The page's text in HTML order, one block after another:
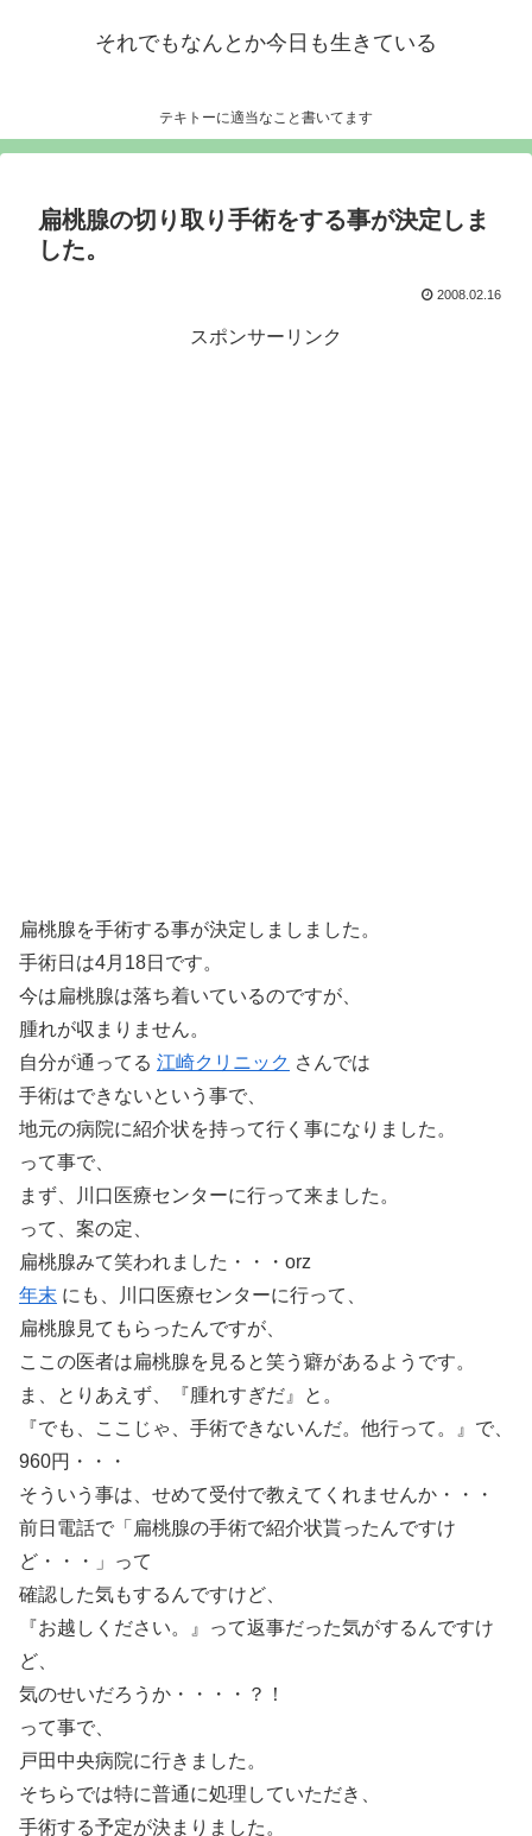
それでもなんとか今日も生きている
テキトーに適当なこと書いてます
扁桃腺の切り取り手術をする事が決定しま
した。
2008.02.16
スポンサーリンク
扁桃腺を手術する事が決定しましました。
手術日は4月18日です。
今は扁桃腺は落ち着いているのですが、
腫れが収まりません。
自分が通ってる 江崎クリニック さんでは
手術はできないという事で、
地元の病院に紹介状を持って行く事になりました。
って事で、
まず、川口医療センターに行って来ました。
って、案の定、
扁桃腺みて笑われました・・・orz
年末 にも、川口医療センターに行って、
扁桃腺見てもらったんですが、
ここの医者は扁桃腺を見ると笑う癖があるようです。
ま、とりあえず、『腫れすぎだ』と。
『でも、ここじゃ、手術できないんだ。他行って。』で、
960円・・・
そういう事は、せめて受付で教えてくれませんか・・・
前日電話で「扁桃腺の手術で紹介状貰ったんですけ
ど・・・」って
確認した気もするんですけど、
『お越しください。』って返事だった気がするんですけ
ど、
気のせいだろうか・・・・？！
って事で、
戸田中央病院に行きました。
そちらでは特に普通に処理していただき、
手術する予定が決まりました。